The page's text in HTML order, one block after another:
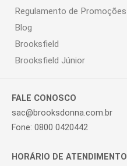
Regulamento de Promoções
Blog
Brooksfield
Brooksfield Júnior
FALE CONOSCO
sac@brooksdonna.com.br
Fone: 0800 0420442
HORÁRIO DE ATENDIMENTO